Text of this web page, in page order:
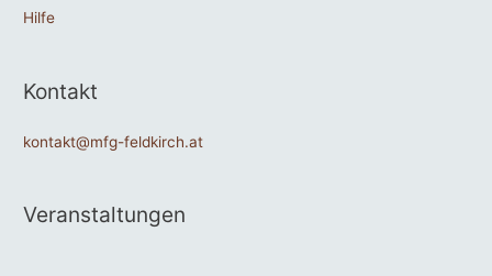
Hilfe
Kontakt
kontakt@mfg-feldkirch.at
Veranstaltungen